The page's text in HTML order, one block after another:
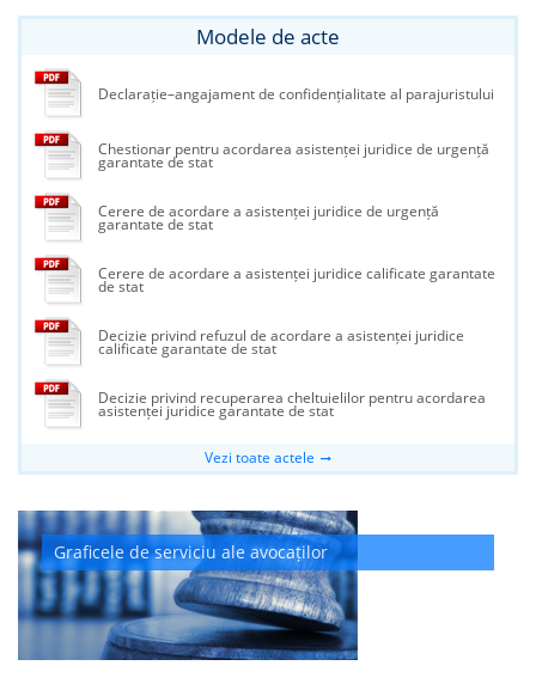
Modele de acte
Declarație–angajament de confidențialitate al parajuristului
Chestionar pentru acordarea asistenței juridice de urgență
garantate de stat
Cerere de acordare a asistenței juridice de urgență
garantate de stat
Cerere de acordare a asistenței juridice calificate garantate
de stat
Decizie privind refuzul de acordare a asistenței juridice
calificate garantate de stat
Decizie privind recuperarea cheltuielilor pentru acordarea
asistenței juridice garantate de stat
Vezi toate actele
Graficele de serviciu ale avocaților